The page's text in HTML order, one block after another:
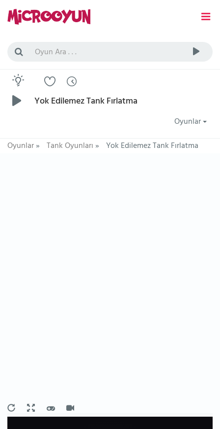
Yok Edilemez Tank Fırlatma
Oyunlar
Oyunlar» Tank Oyunları» Yok Edilemez Tank Fırlatma